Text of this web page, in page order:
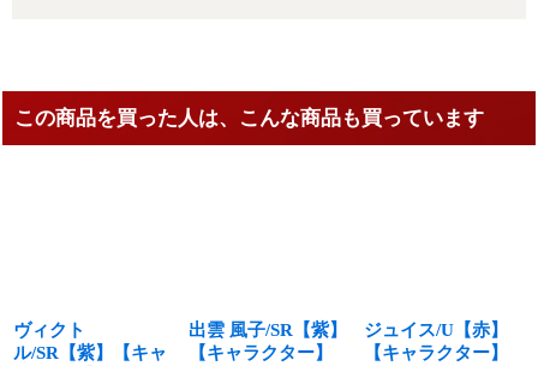
この商品を買った人は、こんな商品も買っています
ヴィクト
ル/SR【紫】【キャ
出雲 風子/SR【紫】
【キャラクター】
ジュイス/U【赤】
【キャラクター】